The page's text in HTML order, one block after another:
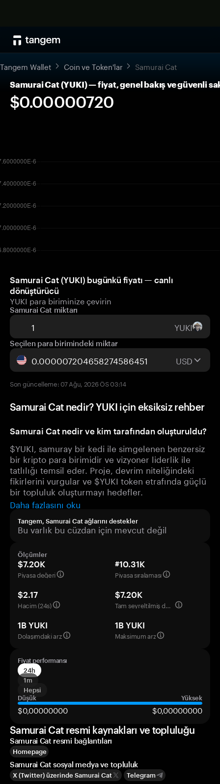
Tangem Wallet Coin ve Token'lar Samurai Cat
Samurai Cat (YUKI) — fiyat, genel bakış ve güvenli
$0.00000720
Samurai Cat (YUKI) bugünkü fiyatı — canlı
dönüştürücü
YUKI para biriminize çevirin
Samurai Cat miktarı
YUKI
Seçilen para birimindeki miktar
USD
Son güncelleme: 07 Ağu, 2026 ÖS 03:14
Samurai Cat nedir? YUKI için eksiksiz rehber
Samurai Cat nedir ve kim tarafından oluşturuldu?
$YUKI, samuray bir kedi ile simgelenen benzersiz
bir kripto para birimidir ve vizyoner liderlik ile
tatlılığı temsil eder. Proje, devrim niteliğindeki
fikirlerini vurgular ve $YUKI token etrafında güçlü
bir topluluk oluşturmayı hedefler.
Daha fazlasını oku
Tangem, Samurai Cat ağlarını destekler
Bu varlık bu cüzdan için mevcut değil
Ölçümler
$7.20K
Piyasa değeri
#10.31K
Piyasa sıralaması
$2.17
Hacim (24s)
$7.20K
Tam seyreltilmiş değerleme
1B YUKI
Dolaşımdaki arz
1B YUKI
Maksimum arz
Fiyat performansı
24h
1m
Hepsi
Düşük
Yüksek
$0,00000000
$0,00000000
Samurai Cat resmi kaynakları ve topluluğu
Samurai Cat resmi bağlantıları
Homepage
Samurai Cat sosyal medya ve topluluk
X (Twitter) üzerinde Samurai Cat Telegram